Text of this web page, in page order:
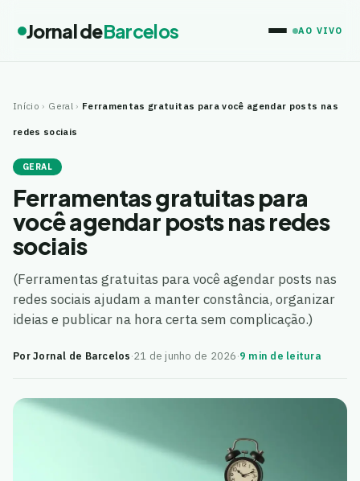
Jornal deBarcelos AO VIVO
Início › Geral › Ferramentas gratuitas para você agendar posts nas
redes sociais
GERAL
Ferramentas gratuitas para
você agendar posts nas redes
sociais
(Ferramentas gratuitas para você agendar posts nas
redes sociais ajudam a manter constância, organizar
ideias e publicar na hora certa sem complicação.)
Por Jornal de Barcelos·21 de junho de 2026·9 min de leitura